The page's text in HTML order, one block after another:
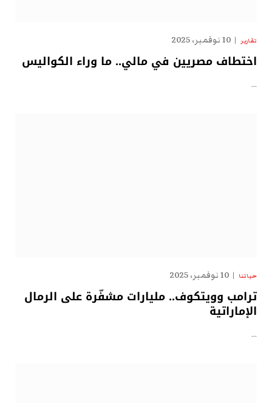
تقارير 10 نوفمبر، 2025
اختطاف مصريين في مالي.. ما وراء الكواليس
…
حياتنا 10 نوفمبر، 2025
ترامب وويتكوف.. مليارات مشفّرة على الرمال
الإماراتية
…